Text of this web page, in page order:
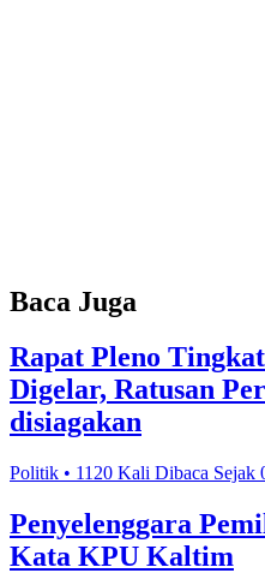
Baca Juga
Rapat Pleno
Digelar, Ratusan
disiagakan
Politik • 1120 Kali Dibaca Sejak
Penyelenggara
Kata KPU Kaltim